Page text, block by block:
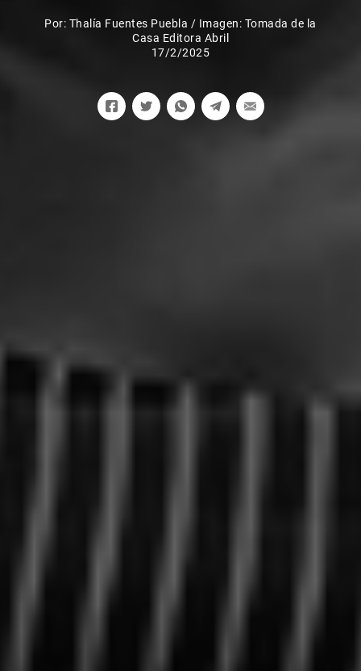
Por: Thalía Fuentes Puebla / Imagen: Tomada de la
Casa Editora Abril
17/2/2025